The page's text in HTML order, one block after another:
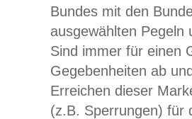
Bundes mit den
ausgewählten
Sind immer für einen
Gegebenheiten ab
Erreichen dieser
(z.B. Sperrungen) für